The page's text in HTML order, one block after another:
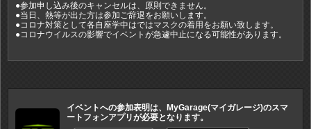
●参加申し込み後のキャンセルは、原則できません。
●当日、熱等が出た方は参加ご辞退をお願いします。
●コロナ対策として各自座学中はではマスクの着用をお願い致します。
●コロナウイルスの影響でイベントが急遽中止になる可能性があります。
イベントへの参加表明は、MyGarage(マイガレージ)のスマ
ートフォンアプリが必要となります。